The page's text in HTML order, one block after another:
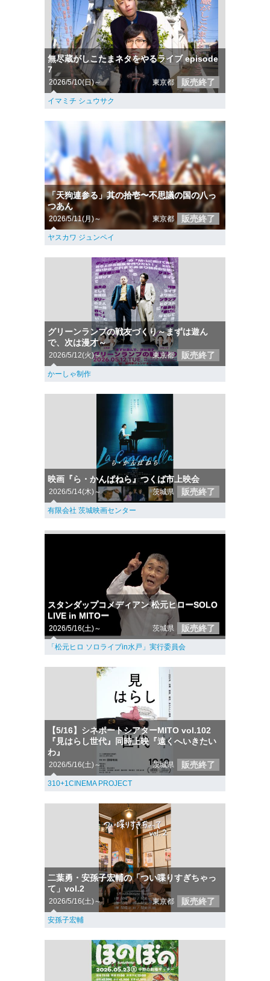
無尽蔵がしこたまネタをやるライブ episode
7
2026/5/10(日)～ 東京都 販売終了
イマミチ シュウサク
「天狗連参る」其の拾壱〜不思議の国の八っ
つあん
2026/5/11(月)～ 東京都 販売終了
ヤスカワ ジュンペイ
グリーンランプの戦友づくり～まずは遊ん
で、次は漫才～
2026/5/12(火)～ 東京都 販売終了
かーしゃ制作
映画『ら・かんぱねら』つくば市上映会
2026/5/14(木)～ 茨城県 販売終了
有限会社 茨城映画センター
スタンダップコメディアン 松元ヒローSOLO
LIVE in MITOー
2026/5/16(土)～ 茨城県 販売終了
「松元ヒロ ソロライブin水戸」実行委員会
【5/16】シネポートシアターMITO vol.102
『見はらし世代』同時上映『遠くへいきたい
わ』
2026/5/16(土)～ 茨城県 販売終了
310+1CINEMA PROJECT
二葉勇・安孫子宏輔の「つい喋りすぎちゃっ
て」vol.2
2026/5/16(土)～ 東京都 販売終了
安孫子宏輔